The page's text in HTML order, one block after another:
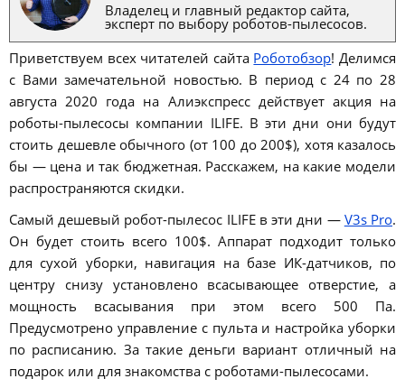
Владелец и главный редактор сайта,
эксперт по выбору роботов-пылесосов.
Приветствуем всех читателей сайта Роботобзор! Делимся
с Вами замечательной новостью. В период с 24 по 28
августа 2020 года на Алиэкспресс действует акция на
роботы-пылесосы компании ILIFE. В эти дни они будут
стоить дешевле обычного (от 100 до 200$), хотя казалось
бы — цена и так бюджетная. Расскажем, на какие модели
распространяются скидки.
Самый дешевый робот-пылесос ILIFE в эти дни — V3s Pro.
Он будет стоить всего 100$. Аппарат подходит только
для сухой уборки, навигация на базе ИК-датчиков, по
центру снизу установлено всасывающее отверстие, а
мощность всасывания при этом всего 500 Па.
Предусмотрено управление с пульта и настройка уборки
по расписанию. За такие деньги вариант отличный на
подарок или для знакомства с роботами-пылесосами.